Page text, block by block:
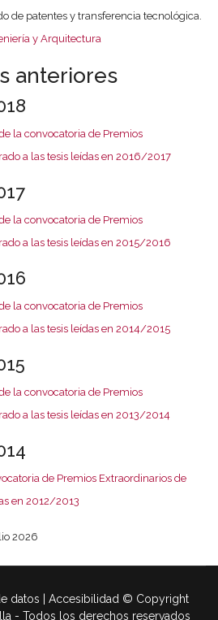
de patentes y transferencia tecnológica.
y Arquitectura
anteriores
la convocatoria de Premios
a las tesis leídas en 2016/2017
la convocatoria de Premios
a las tesis leídas en 2015/2016
la convocatoria de Premios
a las tesis leídas en 2014/2015
la convocatoria de Premios
a las tesis leídas en 2013/2014
de Premios Extraordinarios de
en 2012/2013
2026
datos | Accesibilidad © Copyright
- Todos los derechos reservados